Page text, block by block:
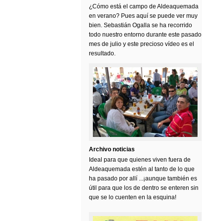
¿Cómo está el campo de Aldeaquemada
en verano? Pues aquí se puede ver muy
bien. Sebastián Ogalla se ha recorrido
todo nuestro entorno durante este pasado
mes de julio y este precioso vídeo es el
resultado.
Archivo noticias
Ideal para que quienes viven fuera de
Aldeaquemada estén al tanto de lo que
ha pasado por allí ...¡aunque también es
útil para que los de dentro se enteren sin
que se lo cuenten en la esquina!